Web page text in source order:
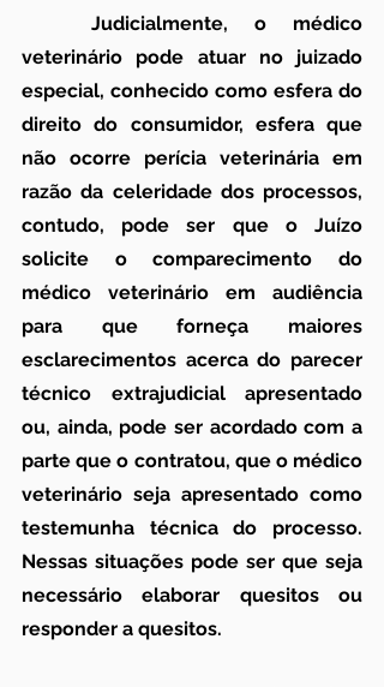
veterinário pode atuar no juizado
especial, conhecido como esfera do
direito do consumidor, esfera que
não ocorre perícia veterinária em
razão da celeridade dos processos,
contudo, pode ser que o Juízo
solicite o comparecimento do
médico veterinário em audiência
para que forneça maiores
esclarecimentos acerca do parecer
técnico extrajudicial apresentado
ou, ainda, pode ser acordado com a
parte que o contratou, que o médico
veterinário seja apresentado como
testemunha técnica do processo.
Nessas situações pode ser que seja
necessário elaborar quesitos ou
responder a quesitos.